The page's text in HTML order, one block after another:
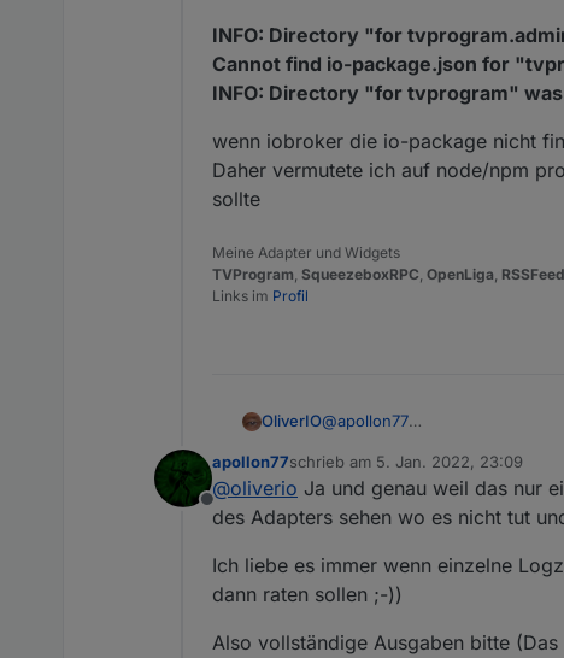
INFO: Directory "for
Cannot find io-package.json for
INFO: Directory "for tvprogram"
wenn iobroker die io-package nicht
Daher vermutete ich auf node/npm
sollte
Meine Adapter und Widgets
TVProgram, SqueezeboxRPC, OpenLiga, RSSFeed
Links im Profil
OliverIO@apollon77
Adapter ist installiert und läuft.
In vis sind die widgets nicht
Bei ausführen von iob upload
INFO: Directory "for
Cannot find io-package.json
INFO: Directory "for
wenn iobroker die io-package
Offline
apollon77schrieb am 5. Jan. 2022, 23:09
zuletzt editiert von
@oliverio Ja und genau weil das nur
des Adapters sehen wo es nicht tut
Ich liebe es immer wenn einzelne
dann raten sollen ;-))
Also vollständige Ausgaben bitte